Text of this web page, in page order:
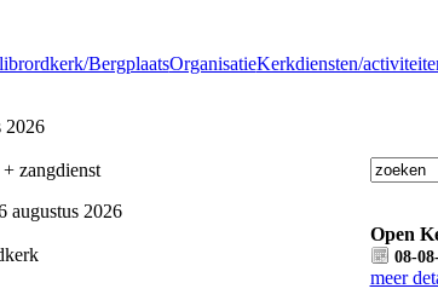
BergplaatsOrganisatieKerkdiensten/
2026
zangdienst
augustus 2026
Open
08-
meer